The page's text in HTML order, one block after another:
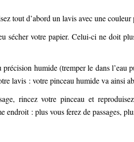
tout d’abord un lavis avec une couleur
sécher votre papier. Celui-ci ne doit
humide (tremper le dans l’eau
lavis : votre pinceau humide va ainsi
rincez votre pinceau et
endroit : plus vous ferez de passages,